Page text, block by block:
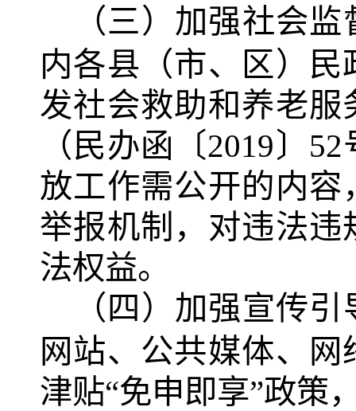
（三）加强社会监
内各县（市、区）
发社会救助和养老
（民办函〔2019〕 52
放工作需公开的内
举报机制，对违法
法权益。
（四）加强宣传引
网站、公共媒体、
津贴“免申即享”政策